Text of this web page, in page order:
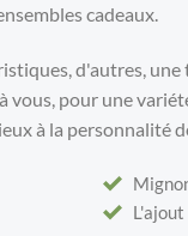
cadeaux.
d'autres, une
vous, pour une
à la personnalité